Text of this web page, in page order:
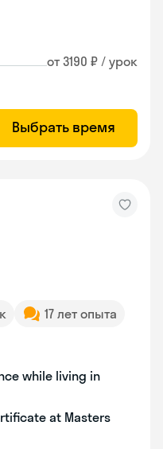
от 3190 ₽ / урок
Выбрать время
17 лет опыта
while living in
at Masters